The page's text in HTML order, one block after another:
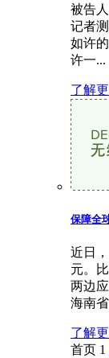
被告
记者
如许
许一...
了解
保障全
近日
元。
两边
海南
了解
首页 1